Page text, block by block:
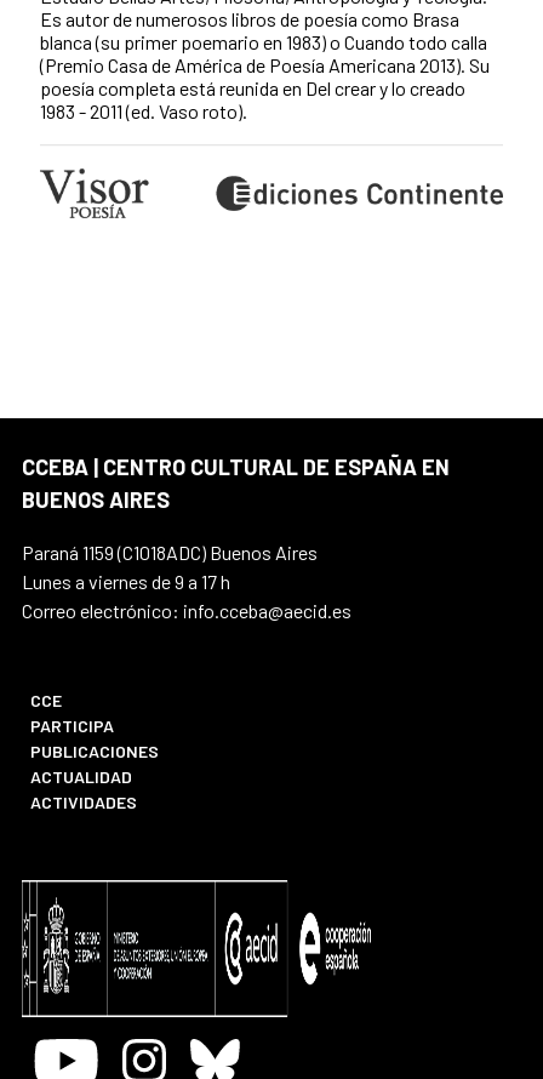
Es autor de numerosos libros de poesía como Brasa
blanca (su primer poemario en 1983) o Cuando todo calla
(Premio Casa de América de Poesía Americana 2013). Su
poesía completa está reunida en Del crear y lo creado
1983 - 2011 (ed. Vaso roto).
CCEBA | CENTRO CULTURAL DE ESPAÑA EN
BUENOS AIRES
Paraná 1159 (C1018ADC) Buenos Aires
Lunes a viernes de 9 a 17 h
Correo electrónico: info.cceba@aecid.es
CCE
PARTICIPA
PUBLICACIONES
ACTUALIDAD
ACTIVIDADES
Youtube InstagramBluesky